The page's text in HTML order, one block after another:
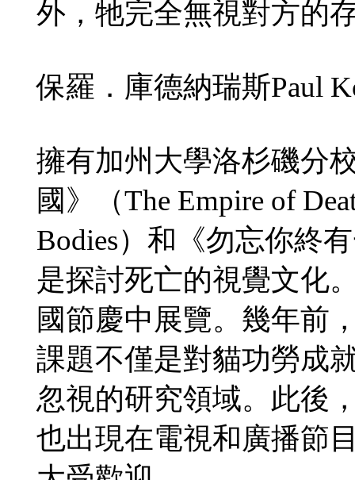
外，牠完全無視對方的
保羅．庫德納瑞斯Paul
擁有加州大學洛杉磯分
國》（The Empire of
Bodies）和《勿忘你終
是探討死亡的視覺文化
國節慶中展覽。幾年前
課題不僅是對貓功勞成
忽視的研究領域。此後
也出現在電視和廣播節